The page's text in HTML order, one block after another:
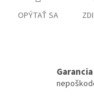
OPÝTAŤ SA